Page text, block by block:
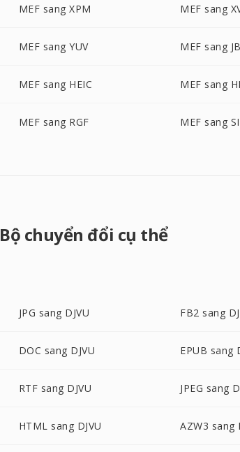
MEF sang XPM MEF sang
MEF sang YUV MEF sang
MEF sang HEIC MEF sang
MEF sang RGF MEF sang
Bộ chuyển đổi cụ thể
JPG sang DJVU FB2 sang
DOC sang DJVU EPUB sang
RTF sang DJVU JPEG sang
HTML sang DJVU AZW3 sang